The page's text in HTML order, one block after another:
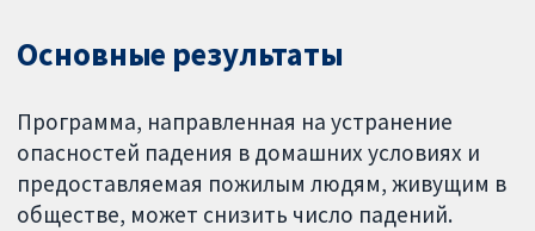
Основные результаты
Программа, направленная на устранение
опасностей падения в домашних условиях и
предоставляемая пожилым людям, живущим в
обществе, может снизить число падений.